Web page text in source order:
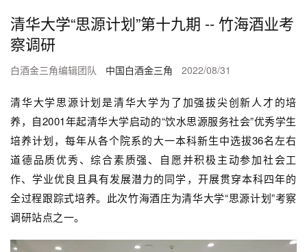
清华大学“思源计划”第十九期 -- 竹海酒业考
察调研
白酒金三角编辑团队 中国白酒金三角 2022/08/31
清华大学思源计划是清华大学为了加强拔尖创新人才的培
养，自2001年起清华大学启动的“饮水思源服务社会”优秀学生
培养计划，每年从各个院系的大一本科新生中选拔36名左右
道德品质优秀、综合素质强、自愿并积极主动参加社会工
作、学业优良且具有发展潜力的同学，开展贯穿本科四年的
全过程跟踪式培养。此次竹海酒庄为清华大学“思源计划”考察
调研站点之一。